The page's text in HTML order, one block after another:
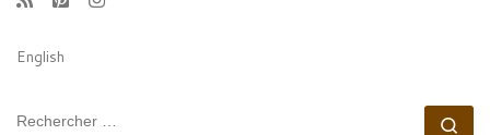
English
RECHERCHER